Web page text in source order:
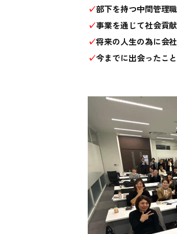
✓部下を持つ中間管理
✓事業を通じて社会貢
✓将来の人生の為に会
✓今までに出会ったこ